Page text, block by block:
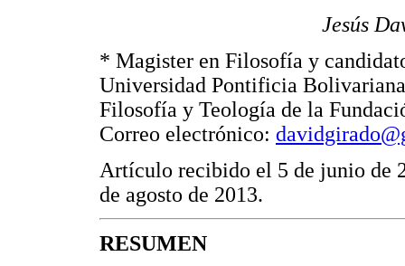
Jesús
* Magister en Filosofía y
Universidad Pontificia
Filosofía y Teología de la
Correo electrónico:
Artículo recibido el 5 de junio de
de agosto de 2013.
RESUMEN